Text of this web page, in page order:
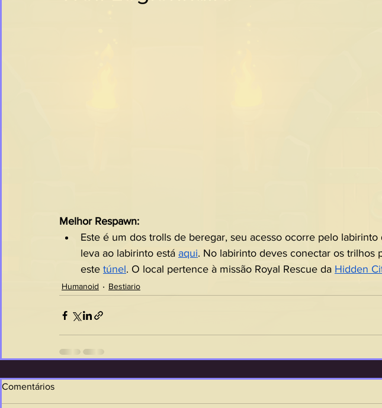
Melhor Respawn:
Este é um dos trolls de beregar, seu acesso ocorre pelo
leva ao labirinto está aqui. No labirinto deves conectar os trilhos
este túnel. O local pertence à missão Royal Rescue da Hidden
Humanoid Bestiario
Comentários